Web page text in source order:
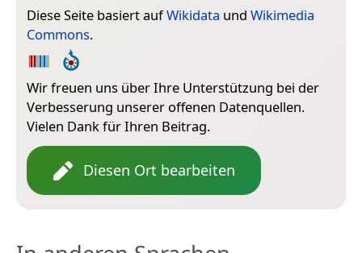
Diese Seite basiert aufWikidata und Wikimedia
Commons.
Wir freuen uns über Ihre Unterstützung bei der
Verbesserung unserer offenen Datenquellen.
Vielen Dank für Ihren Beitrag.
Diesen Ort bearbeiten